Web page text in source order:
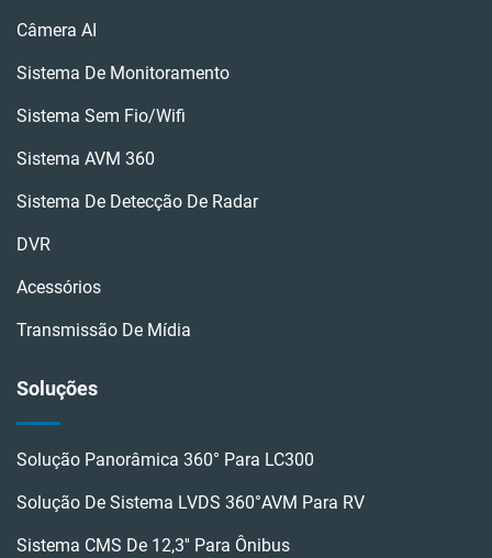
Câmera AI
Sistema De Monitoramento
Sistema Sem Fio/wifi
Sistema AVM 360
Sistema De Detecção De Radar
DVR
Acessórios
Transmissão De Mídia
Soluções
Solução Panorâmica 360° Para LC300
Solução De Sistema LVDS 360°AVM Para RV
Sistema CMS De 12,3'' Para Ônibus